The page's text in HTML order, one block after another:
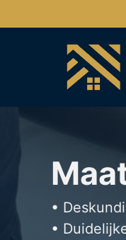
naar
•
•